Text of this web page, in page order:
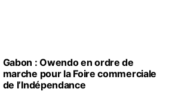
Gabon : Owendo en ordre de
marche pour la Foire commerciale
de l’Indépendance